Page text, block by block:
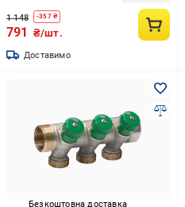
1 148 -357₴
791 ₴/шт.
Доставимо
Безкоштовна доставка